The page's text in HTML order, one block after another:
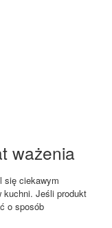
ważenia
się ciekawym
kuchni. Jeśli produkt
o sposób